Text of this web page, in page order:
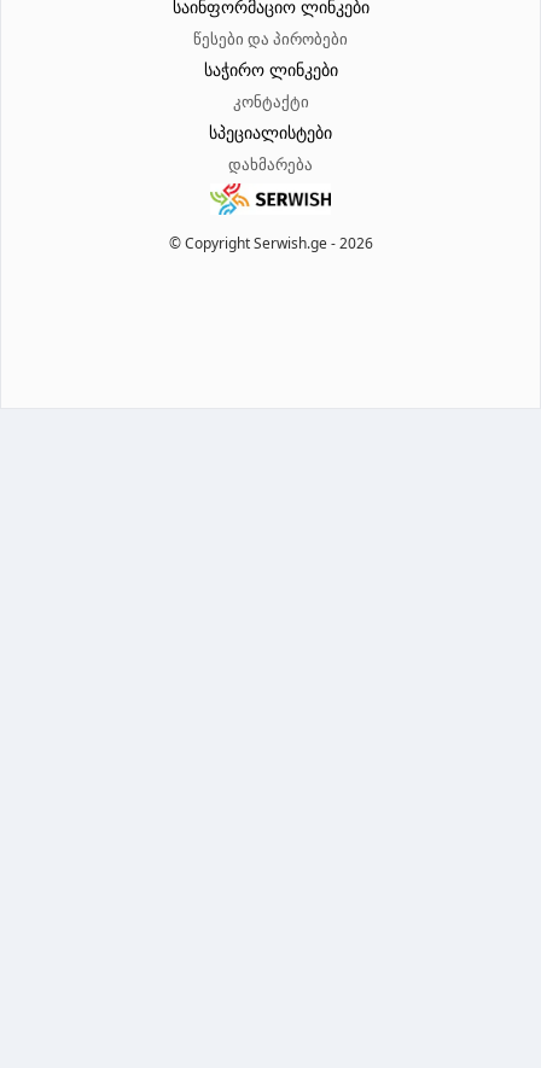
© Copyright Serwish.ge -2026
საინფორმაციო ლინკები
წესები და პირობები
საჭირო ლინკები
კონტაქტი
სპეციალისტები
დახმარება